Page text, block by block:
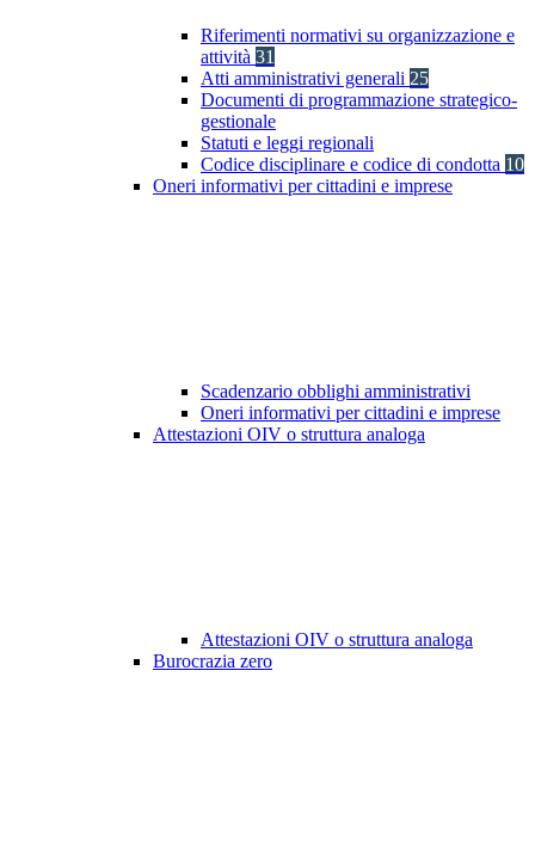
Riferimenti normativi su organizzazione e
attività 31
Atti amministrativi generali 25
Documenti di programmazione strategico-
gestionale
Statuti e leggi regionali
Codice disciplinare e codice di condotta 10
Oneri informativi per cittadini e imprese
Scadenzario obblighi amministrativi
Oneri informativi per cittadini e imprese
Attestazioni OIV o struttura analoga
Attestazioni OIV o struttura analoga
Burocrazia zero